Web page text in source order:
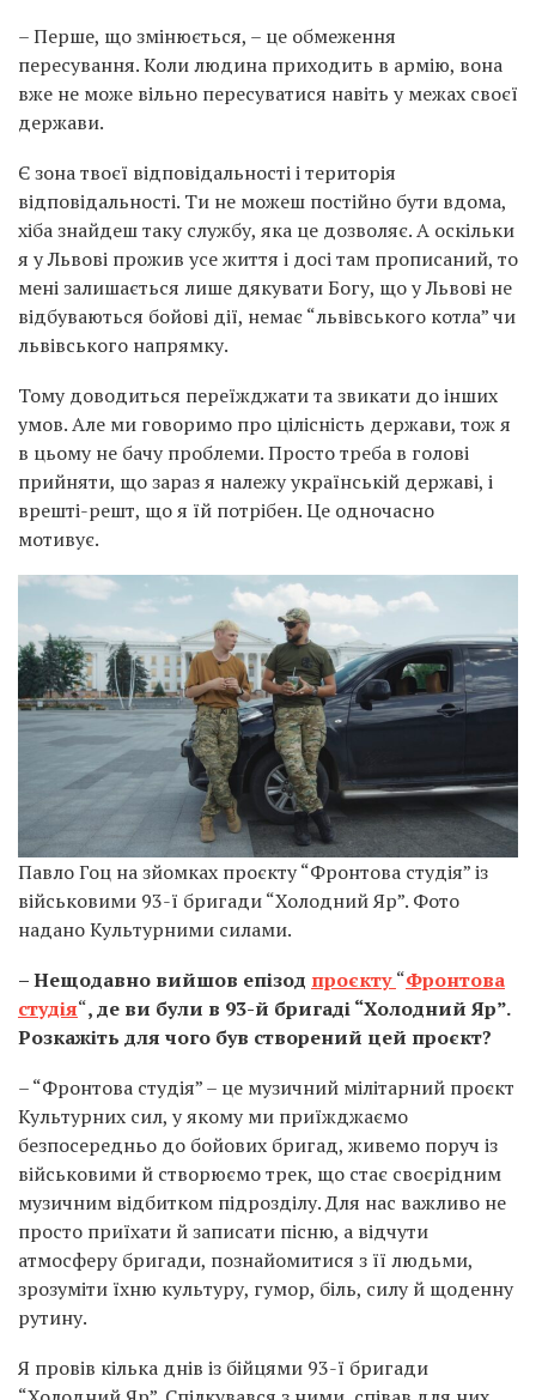
– Перше, що змінюється, – це обмеження
пересування. Коли людина приходить в армію, вона
вже не може вільно пересуватися навіть у межах своєї
держави.
Є зона твоєї відповідальності і територія
відповідальності. Ти не можеш постійно бути вдома,
хіба знайдеш таку службу, яка це дозволяє. А оскільки
я у Львові прожив усе життя і досі там прописаний, то
мені залишається лише дякувати Богу, що у Львові не
відбуваються бойові дії, немає “львівського котла” чи
львівського напрямку.
Тому доводиться переїжджати та звикати до інших
умов. Але ми говоримо про цілісність держави, тож я
в цьому не бачу проблеми. Просто треба в голові
прийняти, що зараз я належу українській державі, і
врешті-решт, що я їй потрібен. Це одночасно
мотивує.
Павло Гоц на зйомках проєкту “Фронтова студія” із
військовими 93-ї бригади “Холодний Яр”. Фото
надано Культурними силами.
– Нещодавно вийшов епізод проєкту“Фронтова
студія“, де ви були в 93-й бригаді “Холодний Яр”.
Розкажіть для чого був створений цей проєкт?
– “Фронтова студія” – це музичний мілітарний проєкт
Культурних сил, у якому ми приїжджаємо
безпосередньо до бойових бригад, живемо поруч із
військовими й створюємо трек, що стає своєрідним
музичним відбитком підрозділу. Для нас важливо не
просто приїхати й записати пісню, а відчути
атмосферу бригади, познайомитися з її людьми,
зрозуміти їхню культуру, гумор, біль, силу й щоденну
рутину.
Я провів кілька днів із бійцями 93-ї бригади